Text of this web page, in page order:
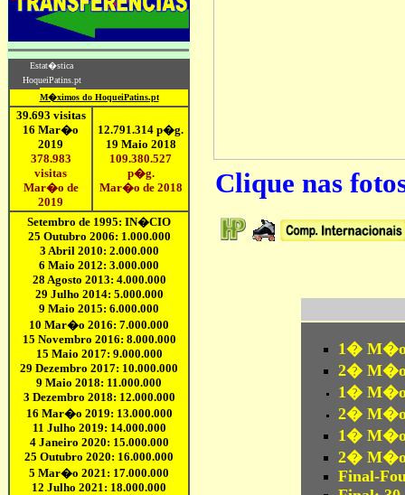
Clique nas
1� M�o
2� M�o
1� M�o
2� M�o
1� M�o
2� M�o
Final-